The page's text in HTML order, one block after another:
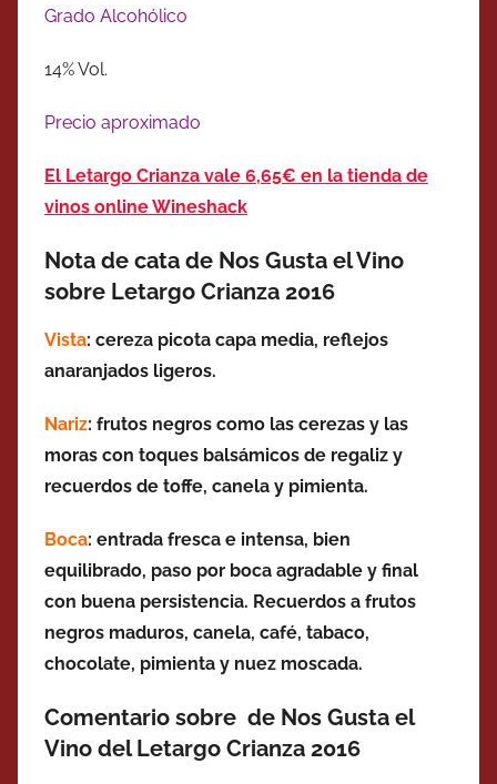
Grado Alcohólico
14% Vol.
Precio aproximado
El Letargo Crianza vale 6,65€ en la tienda de
vinos online Wineshack
Nota de cata de Nos Gusta el Vino
sobre Letargo Crianza 2016
Vista: cereza picota capa media, reflejos
anaranjados ligeros.
Nariz: frutos negros como las cerezas y las
moras con toques balsámicos de regaliz y
recuerdos de toffe, canela y pimienta.
Boca: entrada fresca e intensa, bien
equilibrado, paso por boca agradable y final
con buena persistencia. Recuerdos a frutos
negros maduros, canela, café, tabaco,
chocolate, pimienta y nuez moscada.
Comentario sobre de Nos Gusta el
Vino del Letargo Crianza 2016